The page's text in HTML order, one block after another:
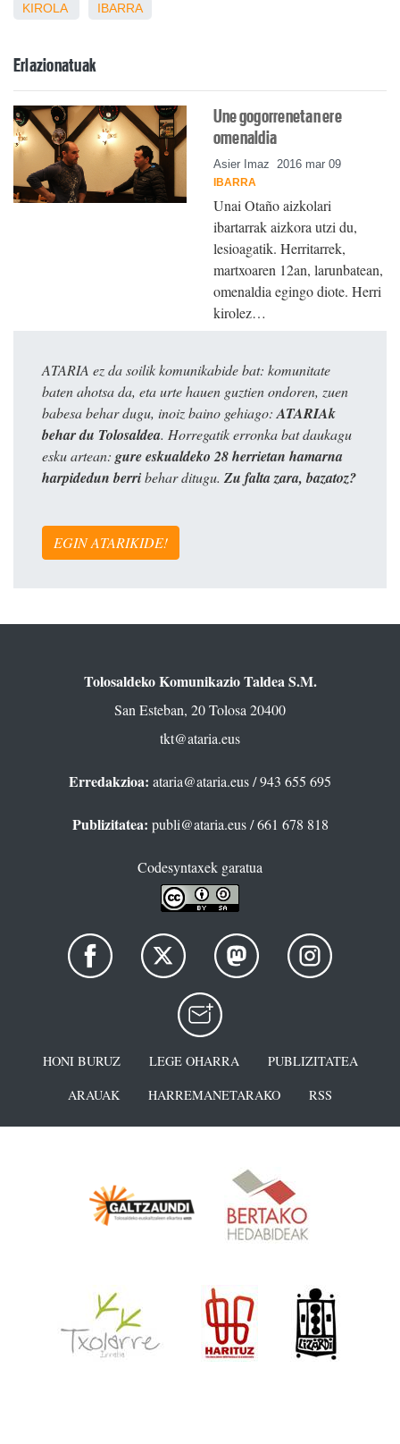
KIROLA IBARRA
Erlazionatuak
Une gogorrenetan ere
omenaldia
Asier Imaz 2016 mar 09
IBARRA
Unai Otaño aizkolari
ibartarrak aizkora utzi du,
lesioagatik. Herritarrek,
martxoaren 12an, larunbatean,
omenaldia egingo diote. Herri
kirolez…
ATARIA ez da soilik komunikabide bat: komunitate
baten ahotsa da, eta urte hauen guztien ondoren, zuen
babesa behar dugu, inoiz baino gehiago:ATARIAk
behar du Tolosaldea. Horregatik erronka bat daukagu
esku artean: gure eskualdeko 28 herrietan hamarna
harpidedun berribehar ditugu. Zu falta zara, bazatoz?
EGIN ATARIKIDE!
Tolosaldeko Komunikazio Taldea S.M.
San Esteban, 20 Tolosa 20400
tkt@ataria.eus
Erredakzioa: ataria@ataria.eus/ 943 655 695
Publizitatea: publi@ataria.eus/ 661 678 818
Codesyntaxek garatua
HONI BURUZ LEGE OHARRA
PUBLIZITATEA
ARAUAK
HARREMANETARAKO RSS